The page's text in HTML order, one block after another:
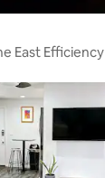
East Efficiency